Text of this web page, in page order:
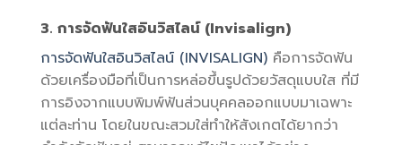
3. การจัดฟันใสอินวิสไลน์ (Invisalign)
การจัดฟันใสอินวิสไลน์ (INVISALIGN) คือการจัดฟัน
ด้วยเครื่องมือที่เป็นการหล่อขึ้นรูปด้วยวัสดุแบบใส ที่มี
การอิงจากแบบพิมพ์ฟันส่วนบุคคลออกแบบมาเฉพาะ
แต่ละท่าน โดยในขณะสวมใส่ทำให้สังเกตได้ยากว่า